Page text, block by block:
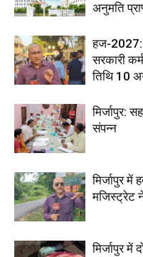
अनुमति
हज-2027:
सरकारी
तिथि 10
मिर्जापुर:
संपन्न
मिर्जापुर में
मजिस्ट्रेट
मिर्जापुर में